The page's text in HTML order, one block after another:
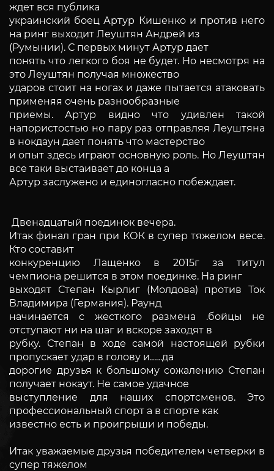
ждет вся публика
украинский боец Артур Кишенко и против него
на ринг выходит Леуштян Андрей из
(Румынии). С первых минут Артур дает
понять что легкого боя не будет. Но несмотря на
это Леуштян получая множество
ударов стоит на ногах и даже пытается атаковать
применяя очень разнообразные
приемы. Артур видно что удивлен такой
напористостью но пару раз отправляя Леуштяна
в нокдаун дает понять что мастерство
и опыт здесь играют основную роль. Но Леуштян
все таки выстаивает до конца а
Артур заслужено и единогласно побеждает.
Двенадцатый поединок вечера.
Итак финал гран при КОК в супер тяжелом весе.
Кто составит
конкуренцию Лащенко в 2015г за титул
чемпиона решится в этом поединке. На ринг
выходят Степан Кырлиг (Молдова) против Ток
Владимира (Германия). Раунд
начинается с жесткого размена .бойцы не
отступают ни на шаг и вскоре заходят в
рубку. Степан в ходе самой настоящей рубки
пропускает удар в голову и……да
дорогие друзья к большому сожалению Степан
получает нокаут. Не самое удачное
выступление для наших спортсменов. Это
профессиональный спорт а в спорте как
известно есть и проигрыши и победы.
Итак уважаемые друзья победителем четверки в
супер тяжелом